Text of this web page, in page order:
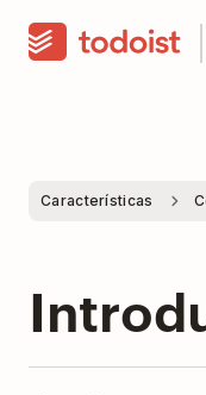
Características